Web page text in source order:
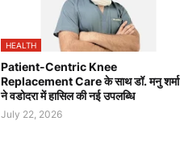
HEALTH
Patient-Centric Knee
Replacement Care के साथ डॉ. मनु शर्मा
ने वडोदरा में हासिल की नई उपलब्धि
July 22, 2026